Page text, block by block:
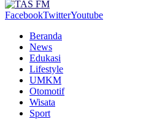
FacebookTwitterYoutube
Beranda
News
Edukasi
Lifestyle
UMKM
Otomotif
Wisata
Sport